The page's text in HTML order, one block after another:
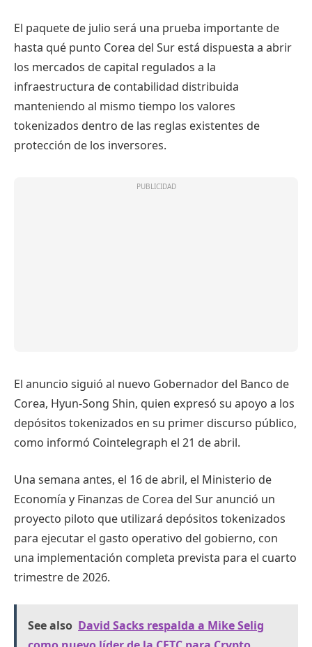
El paquete de julio será una prueba importante de
hasta qué punto Corea del Sur está dispuesta a abrir
los mercados de capital regulados a la
infraestructura de contabilidad distribuida
manteniendo al mismo tiempo los valores
tokenizados dentro de las reglas existentes de
protección de los inversores.
El anuncio siguió al nuevo Gobernador del Banco de
Corea, Hyun-Song Shin, quien expresó su apoyo a los
depósitos tokenizados en su primer discurso público,
como informó Cointelegraph el 21 de abril.
Una semana antes, el 16 de abril, el Ministerio de
Economía y Finanzas de Corea del Sur anunció un
proyecto piloto que utilizará depósitos tokenizados
para ejecutar el gasto operativo del gobierno, con
una implementación completa prevista para el cuarto
trimestre de 2026.
See also David Sacks respalda a Mike Selig